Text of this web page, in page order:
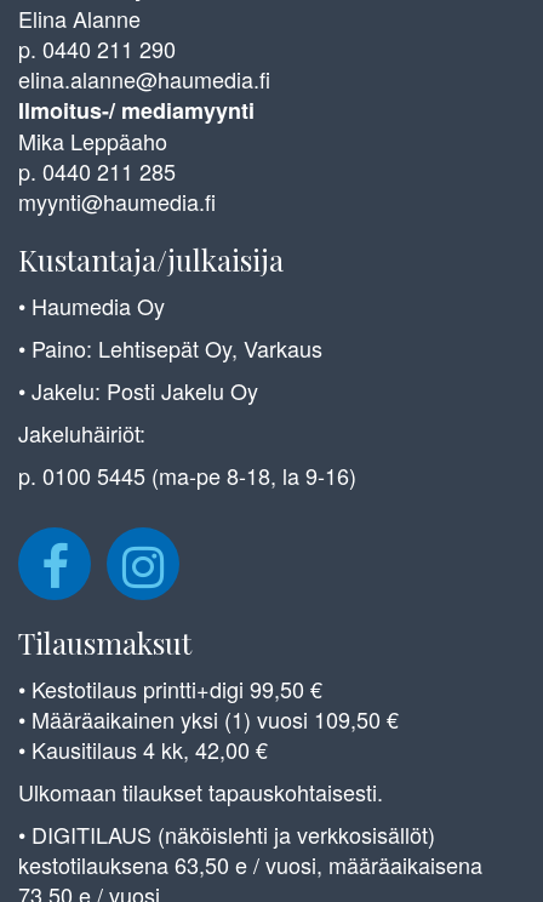
Elina Alanne
p. 0440 211 290
elina.alanne@haumedia.fi
Ilmoitus-/ mediamyynti
Mika Leppäaho
p. 0440 211 285
myynti@haumedia.fi
Kustantaja/julkaisija
• Haumedia Oy
• Paino: Lehtisepät Oy, Varkaus
• Jakelu: Posti Jakelu Oy
Jakeluhäiriöt:
p. 0100 5445 (ma-pe 8-18, la 9-16)
Tilausmaksut
• Kestotilaus printti+digi 99,50 €
• Määräaikainen yksi (1) vuosi 109,50 €
• Kausitilaus 4 kk, 42,00 €
Ulkomaan tilaukset tapauskohtaisesti.
• DIGITILAUS (näköislehti ja verkkosisällöt)
kestotilauksena 63,50 e / vuosi, määräaikaisena
73,50 e / vuosi